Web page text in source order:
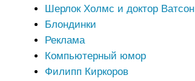
Шерлок Холмс и доктор Ватсон
Блондинки
Реклама
Компьютерный юмор
Филипп Киркоров